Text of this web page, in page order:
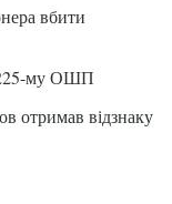
вбити
225-му ОШП
отримав відзнаку